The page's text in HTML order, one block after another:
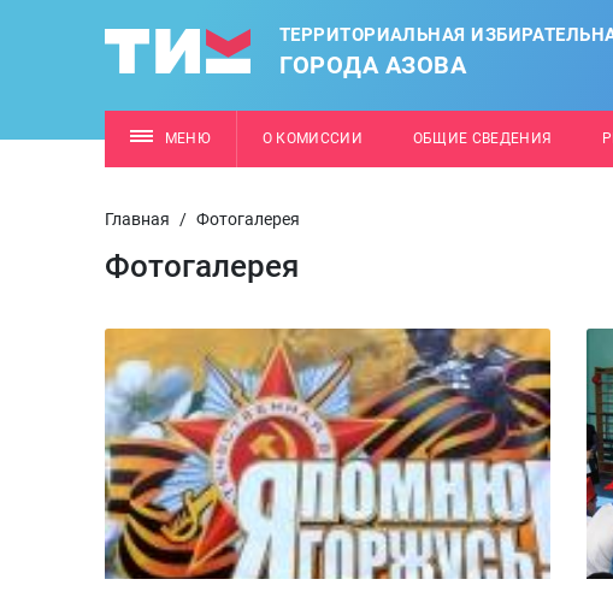
ТЕРРИТОРИАЛЬНАЯ
ГОРОДА АЗОВА
МЕНЮ О КОМИССИИ ОБЩИЕ СВЕДЕНИЯ
Главная / Фотогалерея
Фотогалерея